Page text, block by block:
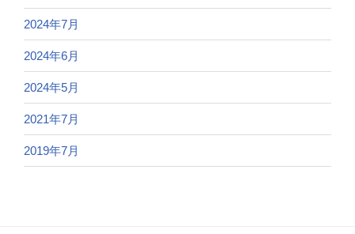
2024年7月
2024年6月
2024年5月
2021年7月
2019年7月